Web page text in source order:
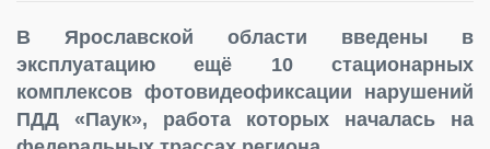
В Ярославской области введены в
эксплуатацию ещё 10 стационарных
комплексов фотовидеофиксации нарушений
ПДД «Паук», работа которых началась на